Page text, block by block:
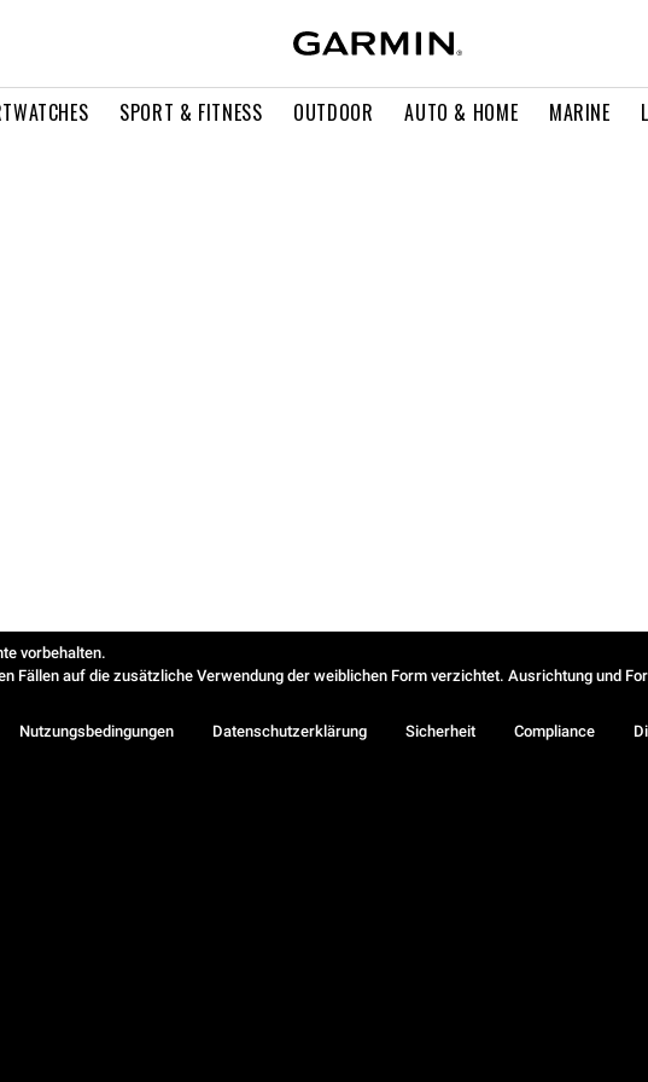
SPORT & FITNESS OUTDOOR AUTO & HOME MARINE
vorbehalten.
Fällen auf die zusätzliche Verwendung der weiblichen Form verzichtet. Ausrichtung und
Nutzungsbedingungen Datenschutzerklärung Sicherheit Compliance